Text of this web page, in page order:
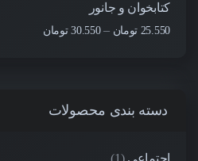
کتابخوان و جانور
25.550 تومان –
30.550 تومان
دسته بندی محصولات
اجتماعی (1)